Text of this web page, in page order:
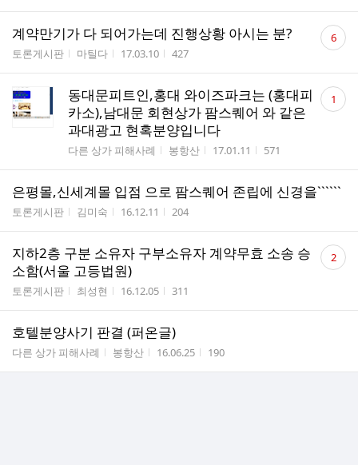
계약만기가 다 되어가는데 진행상황 아시는 분?
게시판명
토론게시판 작성자
마틸다 작성시간
17.03.10 조회수
427
댓
글 6
동대문피트인,홍대 와이즈파크는 (홍대피
카소),남대문 회현상가 팜스퀘어 와 같은
과대광고 현혹분양입니다
게시판명
다른 상가 피해사례 작성자
봉항산 작성시간
17.01.11 조회수
571
댓
글 1
은평몰,신세계몰 입점 으로 팜스퀘어 존립에 신경을``````
게시판명
토론게시판 작성자
김미숙 작성시간
16.12.11 조회수
204
지하2층 구분 소유자 구부소유자 계약무효 소송 승
소함(서울 고등법원)
게시판명
토론게시판 작성자
최성현 작성시간
16.12.05 조회수
311
댓
글 2
호텔분양사기 판결 (퍼온글)
게시판명
다른 상가 피해사례 작성자
봉항산 작성시간
16.06.25 조회수
190